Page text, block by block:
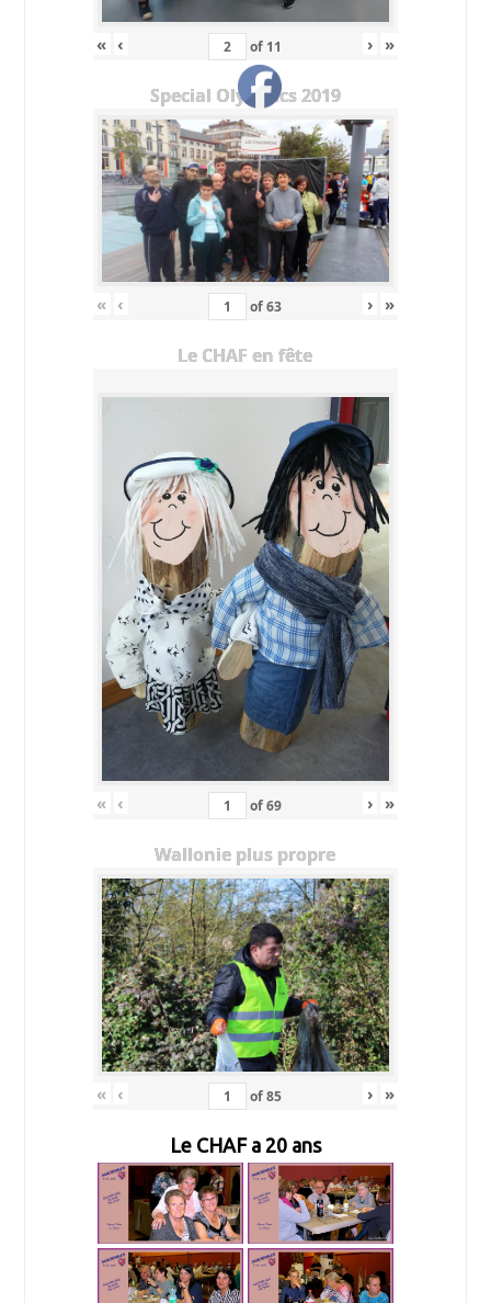
« ‹ of 11 › »
Special Olympics 2019
« ‹ of63 › »
Le CHAF en fête
« ‹ of69 › »
Wallonie plus propre
« ‹ of85 › »
Le CHAF a 20 ans